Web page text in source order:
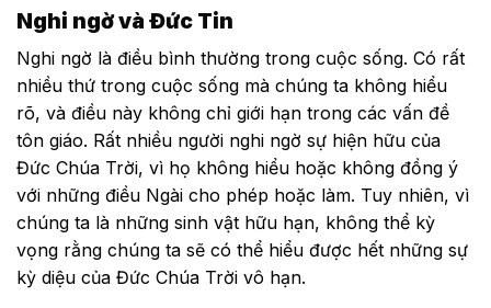
Nghi ngờ và Đức Tin
Nghi ngờ là điều bình thường trong cuộc sống. Có rất
nhiều thứ trong cuộc sống mà chúng ta không hiểu
rõ, và điều này không chỉ giới hạn trong các vấn đề
tôn giáo. Rất nhiều người nghi ngờ sự hiện hữu của
Đức Chúa Trời, vì họ không hiểu hoặc không đồng ý
với những điều Ngài cho phép hoặc làm. Tuy nhiên, vì
chúng ta là những sinh vật hữu hạn, không thể kỳ
vọng rằng chúng ta sẽ có thể hiểu được hết những sự
kỳ diệu của Đức Chúa Trời vô hạn.